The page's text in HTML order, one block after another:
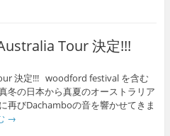
Tour 決定!!!
決定!!! woodford festival を含む
冬の日本から真夏のオーストラリア
再びDachamboの音を響かせてきま
→